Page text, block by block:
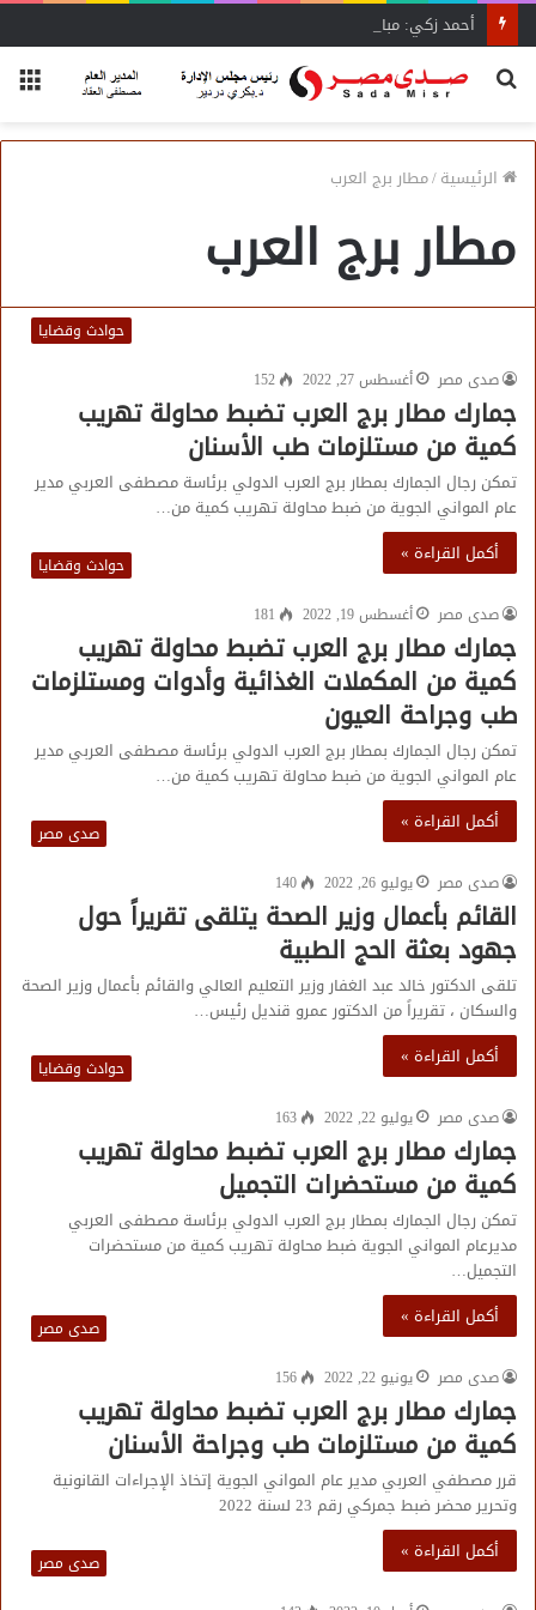
أحمد زكي: مبادرة “مصر تنطلق بالتصدير”
بحث
الرئيسية/مطار برج العرب
مطار برج العرب
حوادث وقضايا
صدى مصر
أغسطس 27, 2022 152
جمارك مطار برج العرب تضبط محاولة تهريب
كمية من مستلزمات طب الأسنان
تمكن رجال الجمارك بمطار برج العرب الدولي برئاسة مصطفى العربي مدير
عام المواني الجوية من ضبط محاولة تهريب كمية من…
أكمل القراءة »
حوادث وقضايا
صدى مصر
أغسطس 19, 2022 181
جمارك مطار برج العرب تضبط محاولة تهريب
كمية من المكملات الغذائية وأدوات ومستلزمات
طب وجراحة العيون
تمكن رجال الجمارك بمطار برج العرب الدولي برئاسة مصطفى العربي مدير
عام المواني الجوية من ضبط محاولة تهريب كمية من…
أكمل القراءة »
صدى مصر
صدى مصر
يوليو 26, 2022 140
القائم بأعمال وزير الصحة يتلقى تقريراً حول
جهود بعثة الحج الطبية
تلقى الدكتور خالد عبد الغفار وزير التعليم العالي والقائم بأعمال وزير الصحة
والسكان ، تقريراً من الدكتور عمرو قنديل رئيس…
أكمل القراءة »
حوادث وقضايا
صدى مصر
يوليو 22, 2022 163
جمارك مطار برج العرب تضبط محاولة تهريب
كمية من مستحضرات التجميل
تمكن رجال الجمارك بمطار برج العرب الدولي برئاسة مصطفى العربي
مديرعام المواني الجوية ضبط محاولة تهريب كمية من مستحضرات
التجميل…
أكمل القراءة »
صدى مصر
صدى مصر
يونيو 22, 2022 156
جمارك مطار برج العرب تضبط محاولة تهريب
كمية من مستلزمات طب وجراحة الأسنان
قرر مصطفي العربي مدير عام المواني الجوية إتخاذ الإجراءات القانونية
وتحرير محضر ضبط جمركي رقم 23 لسنة 2022
أكمل القراءة »
صدى مصر